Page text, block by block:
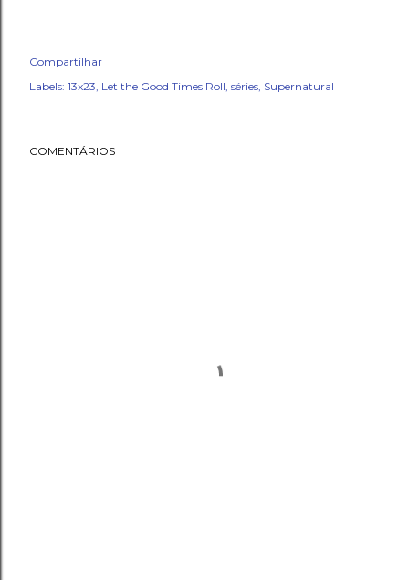
Compartilhar
Labels: 13x23 Let the Good Times Roll séries Supernatural
COMENTÁRIOS